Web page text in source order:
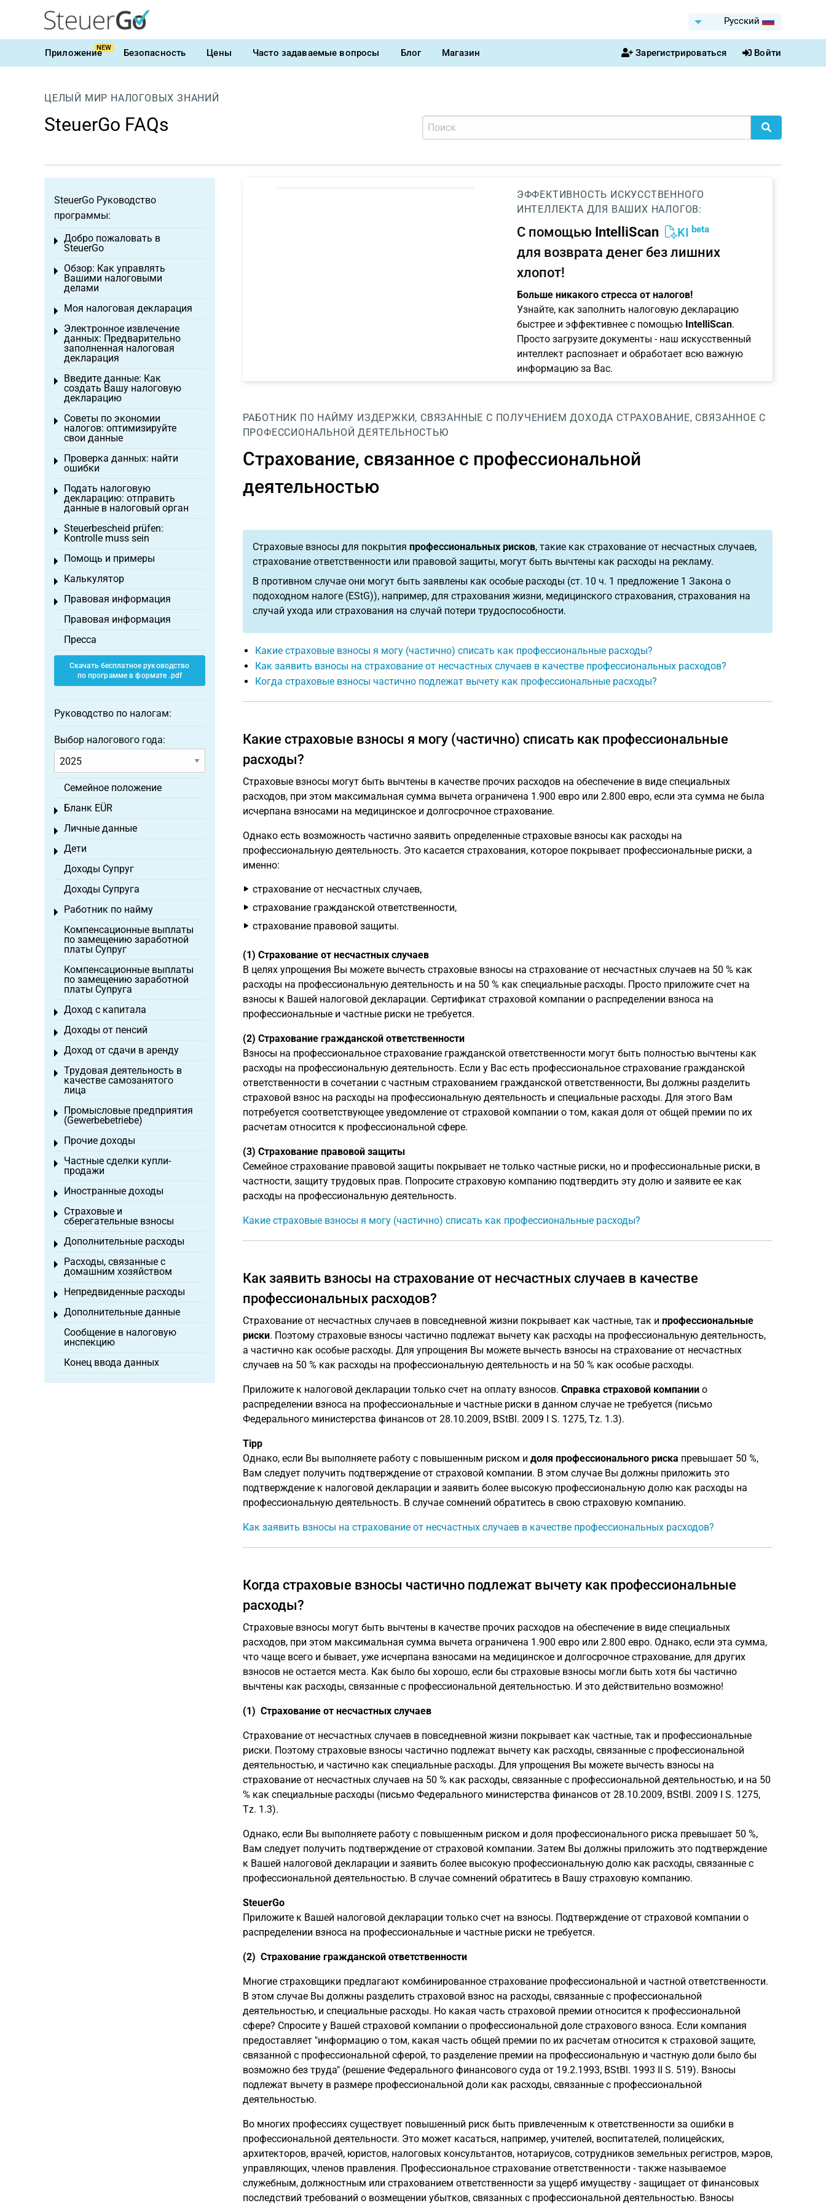
Pусский
ПриложениеNEW Безопасность Цены Часто задаваемые вопросы Блог Магазин Зарегистрироваться Войти
ЦЕЛЫЙ МИР НАЛОГОВЫХ ЗНАНИЙ
SteuerGo FAQs
ЭФФЕКТИВНОСТЬ ИСКУССТВЕННОГО
ИНТЕЛЛЕКТА ДЛЯ ВАШИХ НАЛОГОВ:
С помощью IntelliScan KI beta
для возврата денег без лишних
хлопот!
Больше никакого стресса от налогов!
Узнайте, как заполнить налоговую декларацию
быстрее и эффективнее с помощью IntelliScan.
Просто загрузите документы - наш искусственный
интеллект распознает и обработает всю важную
информацию за Вас.
РАБОТНИК ПО НАЙМУ ИЗДЕРЖКИ, СВЯЗАННЫЕ С ПОЛУЧЕНИЕМ ДОХОДА СТРАХОВАНИЕ, СВЯЗАННОЕ С
ПРОФЕССИОНАЛЬНОЙ ДЕЯТЕЛЬНОСТЬЮ
Страхование, связанное с профессиональной
деятельностью
Страховые взносы для покрытия профессиональных рисков, такие как страхование от несчастных случаев,
страхование ответственности или правовой защиты, могут быть вычтены как расходы на рекламу.
В противном случае они могут быть заявлены как особые расходы (ст. 10 ч. 1 предложение 1 Закона о
подоходном налоге (EStG)), например, для страхования жизни, медицинского страхования, страхования на
случай ухода или страхования на случай потери трудоспособности.
Какие страховые взносы я могу (частично) списать как профессиональные расходы?
Как заявить взносы на страхование от несчастных случаев в качестве профессиональных расходов?
Когда страховые взносы частично подлежат вычету как профессиональные расходы?
Какие страховые взносы я могу (частично) списать как профессиональные
расходы?
Страховые взносы могут быть вычтены в качестве прочих расходов на обеспечение в виде специальных
расходов, при этом максимальная сумма вычета ограничена 1.900 евро или 2.800 евро, если эта сумма не была
исчерпана взносами на медицинское и долгосрочное страхование.
Однако есть возможность частично заявить определенные страховые взносы как расходы на
профессиональную деятельность. Это касается страхования, которое покрывает профессиональные риски, а
именно:
страхование от несчастных случаев,
страхование гражданской ответственности,
страхование правовой защиты.
(1) Страхование от несчастных случаев
В целях упрощения Вы можете вычесть страховые взносы на страхование от несчастных случаев на 50 % как
расходы на профессиональную деятельность и на 50 % как специальные расходы. Просто приложите счет на
взносы к Вашей налоговой декларации. Сертификат страховой компании о распределении взноса на
профессиональные и частные риски не требуется.
(2) Страхование гражданской ответственности
Взносы на профессиональное страхование гражданской ответственности могут быть полностью вычтены как
расходы на профессиональную деятельность. Если у Вас есть профессиональное страхование гражданской
ответственности в сочетании с частным страхованием гражданской ответственности, Вы должны разделить
страховой взнос на расходы на профессиональную деятельность и специальные расходы. Для этого Вам
потребуется соответствующее уведомление от страховой компании о том, какая доля от общей премии по их
расчетам относится к профессиональной сфере.
(3) Страхование правовой защиты
Семейное страхование правовой защиты покрывает не только частные риски, но и профессиональные риски, в
частности, защиту трудовых прав. Попросите страховую компанию подтвердить эту долю и заявите ее как
расходы на профессиональную деятельность.
Какие страховые взносы я могу (частично) списать как профессиональные расходы?
Как заявить взносы на страхование от несчастных случаев в качестве
профессиональных расходов?
Страхование от несчастных случаев в повседневной жизни покрывает как частные, так и профессиональные
риски. Поэтому страховые взносы частично подлежат вычету как расходы на профессиональную деятельность,
а частично как особые расходы. Для упрощения Вы можете вычесть взносы на страхование от несчастных
случаев на 50 % как расходы на профессиональную деятельность и на 50 % как особые расходы.
Приложите к налоговой декларации только счет на оплату взносов. Справка страховой компаниио
распределении взноса на профессиональные и частные риски в данном случае не требуется (письмо
Федерального министерства финансов от 28.10.2009, BStBl. 2009 I S. 1275, Tz. 1.3).
Tipp
Однако, если Вы выполняете работу с повышенным риском и доля профессионального риска превышает 50 %,
Вам следует получить подтверждение от страховой компании. В этом случае Вы должны приложить это
подтверждение к налоговой декларации и заявить более высокую профессиональную долю как расходы на
профессиональную деятельность. В случае сомнений обратитесь в свою страховую компанию.
Как заявить взносы на страхование от несчастных случаев в качестве профессиональных расходов?
Когда страховые взносы частично подлежат вычету как профессиональные
расходы?
Страховые взносы могут быть вычтены в качестве прочих расходов на обеспечение в виде специальных
расходов, при этом максимальная сумма вычета ограничена 1.900 евро или 2.800 евро. Однако, если эта сумма,
что чаще всего и бывает, уже исчерпана взносами на медицинское и долгосрочное страхование, для других
взносов не остается места. Как было бы хорошо, если бы страховые взносы могли быть хотя бы частично
вычтены как расходы, связанные с профессиональной деятельностью. И это действительно возможно!
(1) Страхование от несчастных случаев
Страхование от несчастных случаев в повседневной жизни покрывает как частные, так и профессиональные
риски. Поэтому страховые взносы частично подлежат вычету как расходы, связанные с профессиональной
деятельностью, и частично как специальные расходы. Для упрощения Вы можете вычесть взносы на
страхование от несчастных случаев на 50 % как расходы, связанные с профессиональной деятельностью, и на 50
% как специальные расходы (письмо Федерального министерства финансов от 28.10.2009, BStBl. 2009 I S. 1275,
Tz. 1.3).
Однако, если Вы выполняете работу с повышенным риском и доля профессионального риска превышает 50 %,
Вам следует получить подтверждение от страховой компании. Затем Вы должны приложить это подтверждение
к Вашей налоговой декларации и заявить более высокую профессиональную долю как расходы, связанные с
профессиональной деятельностью. В случае сомнений обратитесь в Вашу страховую компанию.
SteuerGo
Приложите к Вашей налоговой декларации только счет на взносы. Подтверждение от страховой компании о
распределении взноса на профессиональные и частные риски не требуется.
(2) Страхование гражданской ответственности
Многие страховщики предлагают комбинированное страхование профессиональной и частной ответственности.
В этом случае Вы должны разделить страховой взнос на расходы, связанные с профессиональной
деятельностью, и специальные расходы. Но какая часть страховой премии относится к профессиональной
сфере? Спросите у Вашей страховой компании о профессиональной доле страхового взноса. Если компания
предоставляет "информацию о том, какая часть общей премии по их расчетам относится к страховой защите,
связанной с профессиональной сферой, то разделение премии на профессиональную и частную доли было бы
возможно без труда" (решение Федерального финансового суда от 19.2.1993, BStBl. 1993 II S. 519). Взносы
подлежат вычету в размере профессиональной доли как расходы, связанные с профессиональной
деятельностью.
Во многих профессиях существует повышенный риск быть привлеченным к ответственности за ошибки в
профессиональной деятельности. Это может касаться, например, учителей, воспитателей, полицейских,
архитекторов, врачей, юристов, налоговых консультантов, нотариусов, сотрудников земельных регистров, мэров,
управляющих, членов правления. Профессиональное страхование ответственности - также называемое
служебным, должностным или страхованием ответственности за ущерб имуществу - защищает от финансовых
последствий требований о возмещении убытков, связанных с профессиональной деятельностью. Взносы
SteuerGo Руководство
программы:
Добро пожаловать в
SteuerGo
Toggle menu
Обзор: Как управлять
Вашими налоговыми
делами
Toggle menu
Моя налоговая декларация
Toggle menu
Электронное извлечение
данных: Предварительно
заполненная налоговая
декларация
Toggle menu
Введите данные: Как
создать Вашу налоговую
декларацию
Toggle menu
Советы по экономии
налогов: оптимизируйте
свои данные
Toggle menu
Проверка данных: найти
ошибки
Toggle menu
Подать налоговую
декларацию: отправить
данные в налоговый орган
Toggle menu
Steuerbescheid prüfen:
Kontrolle muss sein
Toggle menu
Помощь и примеры
Toggle menu
Калькулятор
Toggle menu
Правовая информация
Toggle menu
Правовая информация
Пресса
Скачать бесплатное руководство
по программе в формате .pdf
Руководство по налогам:
Выбор налогового года:
Семейное положение
Бланк EÜR
Toggle menu
Личные данные
Toggle menu
Дети
Toggle menu
Доходы Супруг
Доходы Супруга
Работник по найму
Toggle menu
Компенсационные выплаты
по замещению заработной
платы Супруг
Компенсационные выплаты
по замещению заработной
платы Супруга
Доход с капитала
Toggle menu
Доходы от пенсий
Toggle menu
Доход от сдачи в аренду
Toggle menu
Трудовая деятельность в
качестве самозанятого
лица
Toggle menu
Промысловые предприятия
(Gewerbebetriebe)
Toggle menu
Прочие доходы
Toggle menu
Частные сделки купли-
продажи
Toggle menu
Иностранные доходы
Toggle menu
Страховые и
сберегательные взносы
Toggle menu
Дополнительные расходы
Toggle menu
Расходы, связанные с
домашним хозяйством
Toggle menu
Непредвиденные расходы
Toggle menu
Дополнительные данные
Toggle menu
Сообщение в налоговую
инспекцию
Конец ввода данных